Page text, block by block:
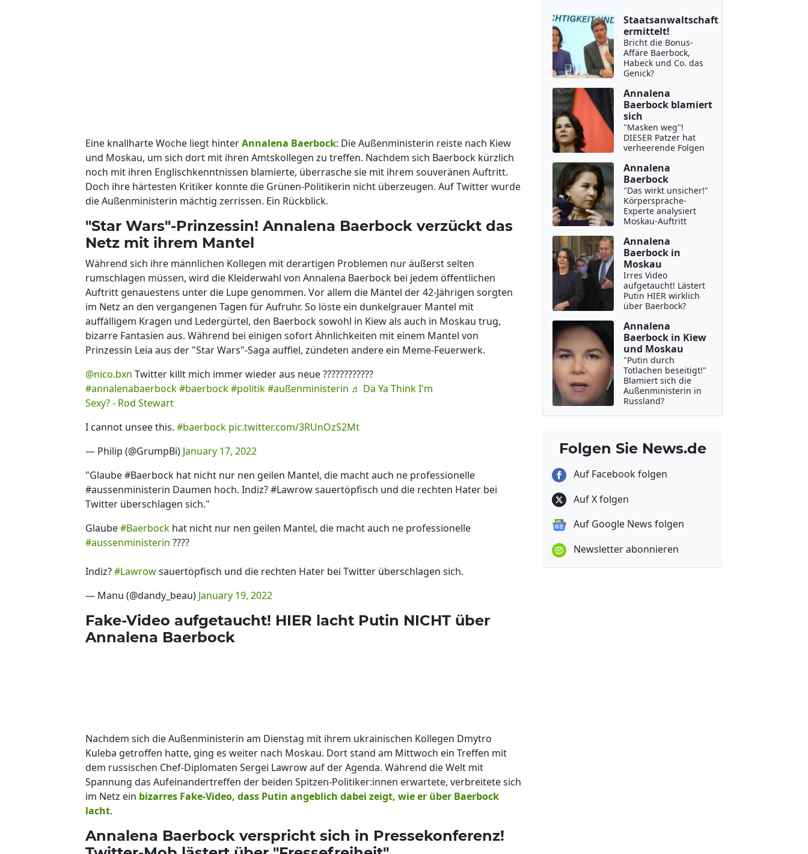
Eine knallharte Woche liegt hinterAnnalena Baerbock: Die Außenministerin reiste nach Kiew
und Moskau, um sich dort mit ihren Amtskollegen zu treffen. Nachdem sich Baerbock kürzlich
noch mit ihren Englischkenntnissen blamierte, überrasche sie mit ihrem souveränen Auftritt.
Doch ihre härtesten Kritiker konnte die Grünen-Politikerin nicht überzeugen. Auf Twitter wurde
die Außenministerin mächtig zerrissen. Ein Rückblick.
"Star Wars"-Prinzessin! Annalena Baerbock verzückt das
Netz mit ihrem Mantel
Während sich ihre männlichen Kollegen mit derartigen Problemen nur äußerst selten
rumschlagen müssen, wird die Kleiderwahl von Annalena Baerbock bei jedem öffentlichen
Auftritt genauestens unter die Lupe genommen. Vor allem die Mäntel der 42-Jährigen sorgten
im Netz an den vergangenen Tagen für Aufruhr. So löste ein dunkelgrauer Mantel mit
auffälligem Kragen und Ledergürtel, den Baerbock sowohl in Kiew als auch in Moskau trug,
bizarre Fantasien aus. Während bei einigen sofort Ähnlichkeiten mit einem Mantel von
Prinzessin Leia aus der "Star Wars"-Saga auffiel, zündeten andere ein Meme-Feuerwerk.
@nico.bxn Twitter killt mich immer wieder aus neue ????????????
#annalenabaerbock#baerbock#politik#außenministerin ♬ Da Ya Think I'm
Sexy? - Rod Stewart
I cannot unsee this. #baerbock pic.twitter.com/3RUnOzS2Mt
— Philip (@GrumpBi) January 17, 2022
"Glaube #Baerbock hat nicht nur nen geilen Mantel, die macht auch ne professionelle
#aussenministerin Daumen hoch. Indiz? #Lawrow sauertöpfisch und die rechten Hater bei
Twitter überschlagen sich."
Glaube#Baerbock hat nicht nur nen geilen Mantel, die macht auch ne professionelle
#aussenministerin ????
Indiz?#Lawrowsauertöpfisch und die rechten Hater bei Twitter überschlagen sich.
— Manu (@dandy_beau) January 19, 2022
Fake-Video aufgetaucht! HIER lacht Putin NICHT über
Annalena Baerbock
Nachdem sich die Außenministerin am Dienstag mit ihrem ukrainischen Kollegen Dmytro
Kuleba getroffen hatte, ging es weiter nach Moskau. Dort stand am Mittwoch ein Treffen mit
dem russischen Chef-Diplomaten Sergei Lawrow auf der Agenda. Während die Welt mit
Spannung das Aufeinandertreffen der beiden Spitzen-Politiker:innen erwartete, verbreitete sich
im Netz ein bizarres Fake-Video, dass Putin angeblich dabei zeigt, wie er über Baerbock
lacht.
Annalena Baerbock verspricht sich in Pressekonferenz!
Staatsanwaltschaft
ermittelt!
Bricht die Bonus-
Affäre Baerbock,
Habeck und Co. das
Genick?
Annalena
Baerbock blamiert
sich
"Masken weg"!
DIESER Patzer hat
verheerende Folgen
Annalena
Baerbock
"Das wirkt unsicher!"
Körpersprache-
Experte analysiert
Moskau-Auftritt
Annalena
Baerbock in
Moskau
Irres Video
aufgetaucht! Lästert
Putin HIER wirklich
über Baerbock?
Annalena
Baerbock in Kiew
und Moskau
"Putin durch
Totlachen beseitigt!"
Blamiert sich die
Außenministerin in
Russland?
Folgen Sie News.de
Auf Facebook folgen
Auf X folgen
Auf Google News folgen
Newsletter abonnieren